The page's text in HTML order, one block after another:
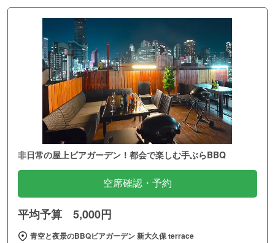
非日常の屋上ビアガーデン！都会で楽しむ手ぶらBBQ
空席確認・予約
平均予算 5,000円
青空と夜景のBBQビアガーデン 新大久保 terrace